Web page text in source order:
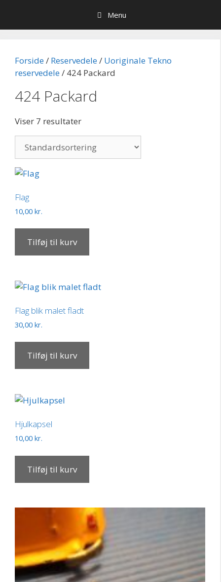
indhold
Menu
Forside/ Reservedele/ Uoriginale Tekno
reservedele/ 424 Packard
424 Packard
Viser 7 resultater
Flag
10,00 kr.
Tilføj til kurv
Flag blik malet fladt
30,00 kr.
Tilføj til kurv
Hjulkapsel
10,00 kr.
Tilføj til kurv